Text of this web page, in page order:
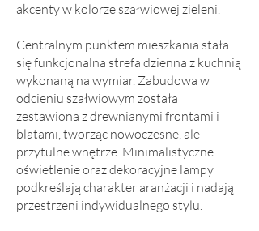
akcenty w kolorze szałwiowej zieleni.
Centralnym punktem mieszkania stała
się funkcjonalna strefa dzienna z kuchnią
wykonaną na wymiar. Zabudowa w
odcieniu szałwiowym została
zestawiona z drewnianymi frontami i
blatami, tworząc nowoczesne, ale
przytulne wnętrze. Minimalistyczne
oświetlenie oraz dekoracyjne lampy
podkreślają charakter aranżacji i nadają
przestrzeni indywidualnego stylu.